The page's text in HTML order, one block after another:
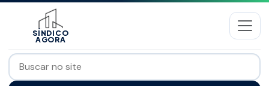
SÍNDICO
AGORA